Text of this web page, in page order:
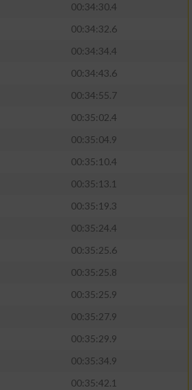
00:34:30.4
00:34:32.6
00:34:34.4
00:34:43.6
00:34:55.7
00:35:02.4
00:35:04.9
00:35:10.4
00:35:13.1
00:35:19.3
00:35:24.4
00:35:25.6
00:35:25.8
00:35:25.9
00:35:27.9
00:35:29.9
00:35:34.9
00:35:42.1